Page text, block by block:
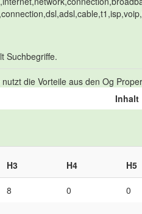
Suchbegriffe.
die Vorteile aus den Og
Inhalt
H3 H4 H5
8 0 0